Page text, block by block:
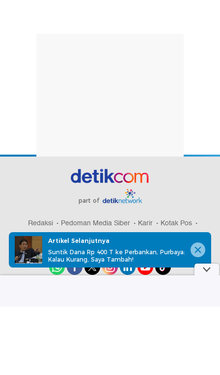
part of
Redaksi Pedoman Media Siber Karir
Kotak Pos
Info Iklan
Privacy Policy
Artikel Selanjutnya
Suntik Dana Rp 400 T ke Perbankan, Purbaya:
Kalau Kurang, Saya Tambah!